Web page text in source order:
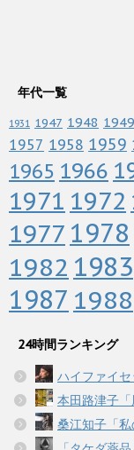
年代一覧
1931 1947 1948 1949
1957 1958 1959
1965 1966
1971 1972
1977 1978
1982 1983
1987 1988
24時間ランキング
ハイファイセ
本田路津子「
桑江知子「私